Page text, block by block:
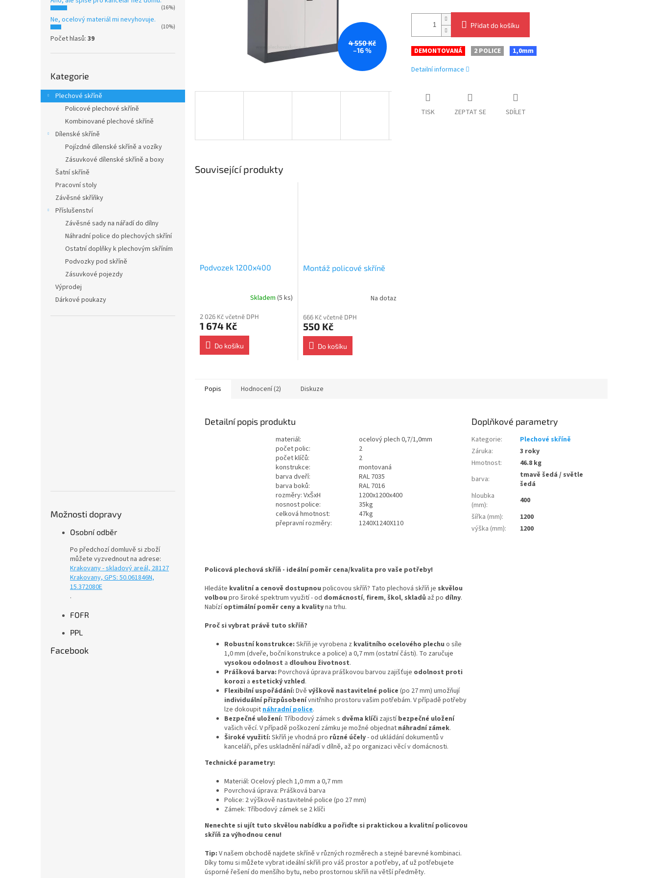
(16%)
Ne, ocelový materiál mi nevyhovuje.
(10%)
Počet hlasů: 39
kategorie
Kategorie
Plechové skříně
Policové plechové skříně
Kombinované plechové skříně
Dílenské skříně
Pojízdné dílenské skříně a vozíky
Zásuvkové dílenské skříně a boxy
Šatní skříně
Pracovní stoly
Závěsné skříňky
Příslušenství
Závěsné sady na nářadí do dílny
Náhradní police do plechových skříní
Ostatní doplňky k plechovým skříním
Podvozky pod skříně
Zásuvkové pojezdy
Výprodej
Dárkové poukazy
Možnosti dopravy
Osobní odběr
Po předchozí domluvě si zboží
můžete vyzvednout na adrese:
Krakovany - skladový areál, 28127
Krakovany, GPS: 50.061846N,
15.372080E
.
FOFR
PPL
Facebook
4 550 Kč
–16 %
Přidat do košíku
DEMONTOVANÁ 2 POLICE
1,0mm
Detailní informace
TISK ZEPTAT SE SDÍLET
Související produkty
Podvozek 1200x400
Skladem (5 ks)
2 026 Kč včetně DPH
1 674 Kč
Do košíku
Montáž policové skříně
Na dotaz
666 Kč včetně DPH
550 Kč
Do košíku
Popis Hodnocení (2) Diskuze
Detailní popis produktu
materiál:
ocelový plech 0,7/1,0mm
počet polic:
2
počet klíčů:
2
konstrukce:
montovaná
barva dveří:
RAL 7035
barva boků:
RAL 7016
rozměry: VxŠxH
1200x1200x400
nosnost police:
35kg
celková hmotnost:
47kg
přepravní rozměry:
1240X1240X110
Policová plechová skříň - ideální poměr cena/kvalita pro vaše potřeby!
Hledáte kvalitní a cenově dostupnou policovou skříň? Tato plechová skříň je skvělou
volbou pro široké spektrum využití - od domácností, firem, škol, skladů až po dílny.
Nabízíoptimální poměr ceny a kvalityna trhu.
Proč si vybrat právě tuto skříň?
Robustní konstrukce: Skříň je vyrobena z kvalitního ocelového plechu o síle
1,0 mm (dveře, boční konstrukce a police) a 0,7 mm (ostatní části). To zaručuje
vysokou odolnost a dlouhou životnost.
Prášková barva: Povrchová úprava práškovou barvou zajišťuje odolnost proti
korozi a estetický vzhled.
Flexibilní uspořádání: Dvě výškově nastavitelné police (po 27 mm) umožňují
individuální přizpůsobenívnitřního prostoru vašim potřebám. V případě potřeby
lze dokoupit náhradní police.
Bezpečné uložení: Tříbodový zámek s dvěma klíči zajistíbezpečné uložení
vašich věcí. V případě poškození zámku je možné objednat náhradní zámek.
Široké využití: Skříň je vhodná pro různé účely- od ukládání dokumentů v
kanceláři, přes uskladnění nářadí v dílně, až po organizaci věcí v domácnosti.
Technické parametry:
Materiál: Ocelový plech 1,0 mm a 0,7 mm
Povrchová úprava: Prášková barva
Police: 2 výškově nastavitelné police (po 27 mm)
Zámek: Tříbodový zámek se 2 klíči
Nenechte si ujít tuto skvělou nabídku a pořiďte si praktickou a kvalitní policovou
skříň za výhodnou cenu!
Tip: V našem obchodě najdete skříně v různých rozměrech a stejné barevné kombinaci.
Díky tomu si můžete vybrat ideální skříň pro váš prostor a potřeby, ať už potřebujete
úsporné řešení do menšího bytu, nebo prostornou skříň na větší předměty.
Doplňkové parametry
Kategorie:
Plechové skříně
Záruka:
3 roky
Hmotnost:
46.8 kg
barva:
tmavě šedá / světle
šedá
hloubka
(mm):
400
šířka (mm):
1200
výška (mm): 1200